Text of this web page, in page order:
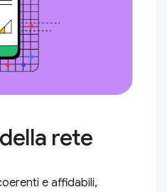
rete
e affidabili,